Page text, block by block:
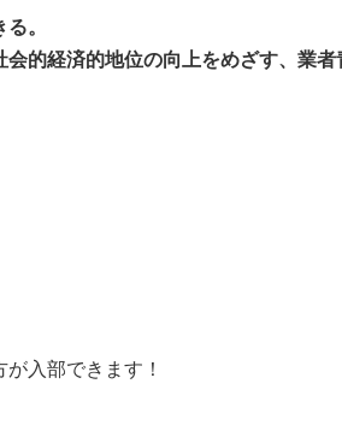
。
的経済的地位の向上をめざす、業者
入部できます！